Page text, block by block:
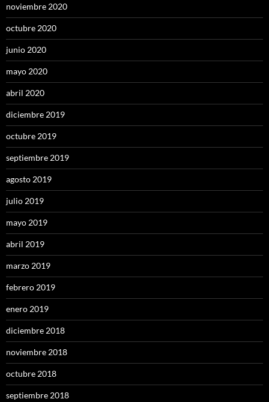
noviembre 2020
octubre 2020
junio 2020
mayo 2020
abril 2020
diciembre 2019
octubre 2019
septiembre 2019
agosto 2019
julio 2019
mayo 2019
abril 2019
marzo 2019
febrero 2019
enero 2019
diciembre 2018
noviembre 2018
octubre 2018
septiembre 2018